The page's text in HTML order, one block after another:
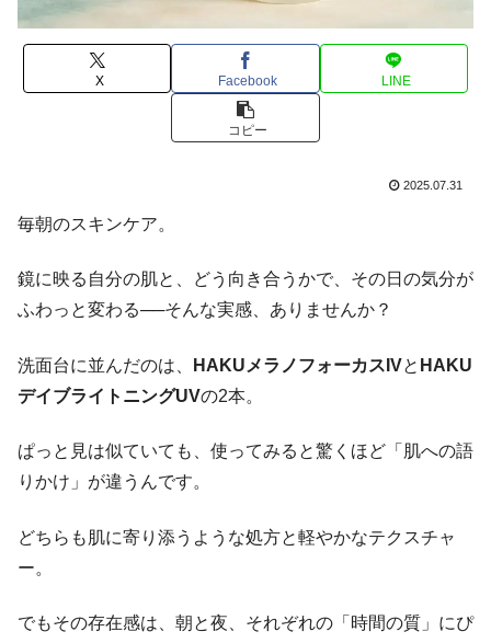
X Facebook LINE
コピー
2025.07.31
毎朝のスキンケア。
鏡に映る自分の肌と、どう向き合うかで、その日の気分が
ふわっと変わる──そんな実感、ありませんか？
洗面台に並んだのは、 HAKUメラノフォーカスIVと HAKU
デイブライトニングUVの2本。
ぱっと見は似ていても、使ってみると驚くほど「肌への語
りかけ」が違うんです。
どちらも肌に寄り添うような処方と軽やかなテクスチャ
ー。
でもその存在感は、朝と夜、それぞれの「時間の質」にぴ